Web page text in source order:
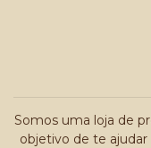
Somos uma loja de
objetivo de te